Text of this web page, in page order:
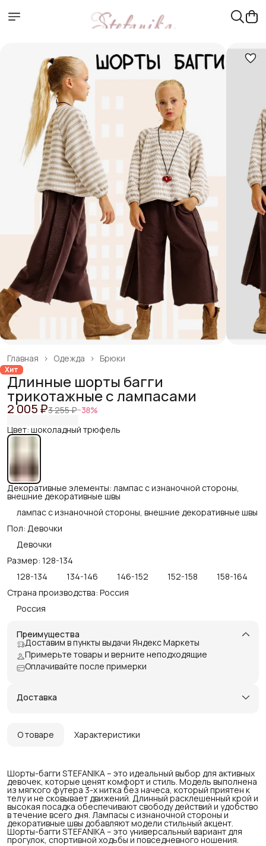
Брюки
Одежда ›
Главная ›
Хит
Длинные шорты багги
трикотажные с лампасами
2 005 ₽3 255 ₽−38%
Цвет: шоколадный трюфель
Декоративные элементы: лампас с изнаночной стороны,
внешние декоративные швы
лампас с изнаночной стороны, внешние декоративные швы
Пол: Девочки
Девочки
Размер: 128-134
128-134
134-146 146-152 152-158
158-164
Страна производства: Россия
Россия
Преимущества
Доставим в пункты выдачи Яндекс Маркеты
Примерьте товары и верните неподходящие
Оплачивайте после примерки
Доставка
О товаре Характеристики
Шорты-багги STEFANIKA – это идеальный выбор для активных
девочек, которые ценят комфорт и стиль. Модель выполнена
из мягкого футера 3-х нитка без начеса, который приятен к
телу и не сковывает движений. Длинный расклешенный крой и
высокая посадка обеспечивают свободу действий и удобство
в течение всего дня. Лампасы с изнаночной стороны и
декоративные швы добавляют модели стильный акцент.
Шорты-багги STEFANIKA – это универсальный вариант для
прогулок, спортивной ходьбы и повседневного ношения.